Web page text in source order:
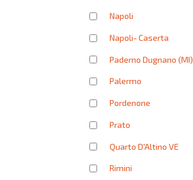
Napoli
Napoli- Caserta
Paderno Dugnano (MI)
Palermo
Pordenone
Prato
Quarto D'Altino VE
Rimini